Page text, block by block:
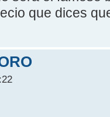
que dices